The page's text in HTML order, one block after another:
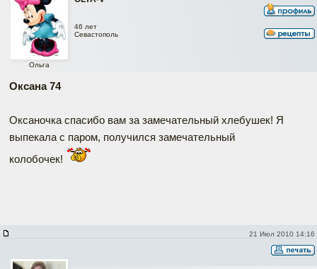
Ольга
46 лет
Севастополь
Оксана 74
Оксаночка спасибо вам за замечательный хлебушек! Я
выпекала с паром, получился замечательный
колобочек!
21 Июл 2010 14:16